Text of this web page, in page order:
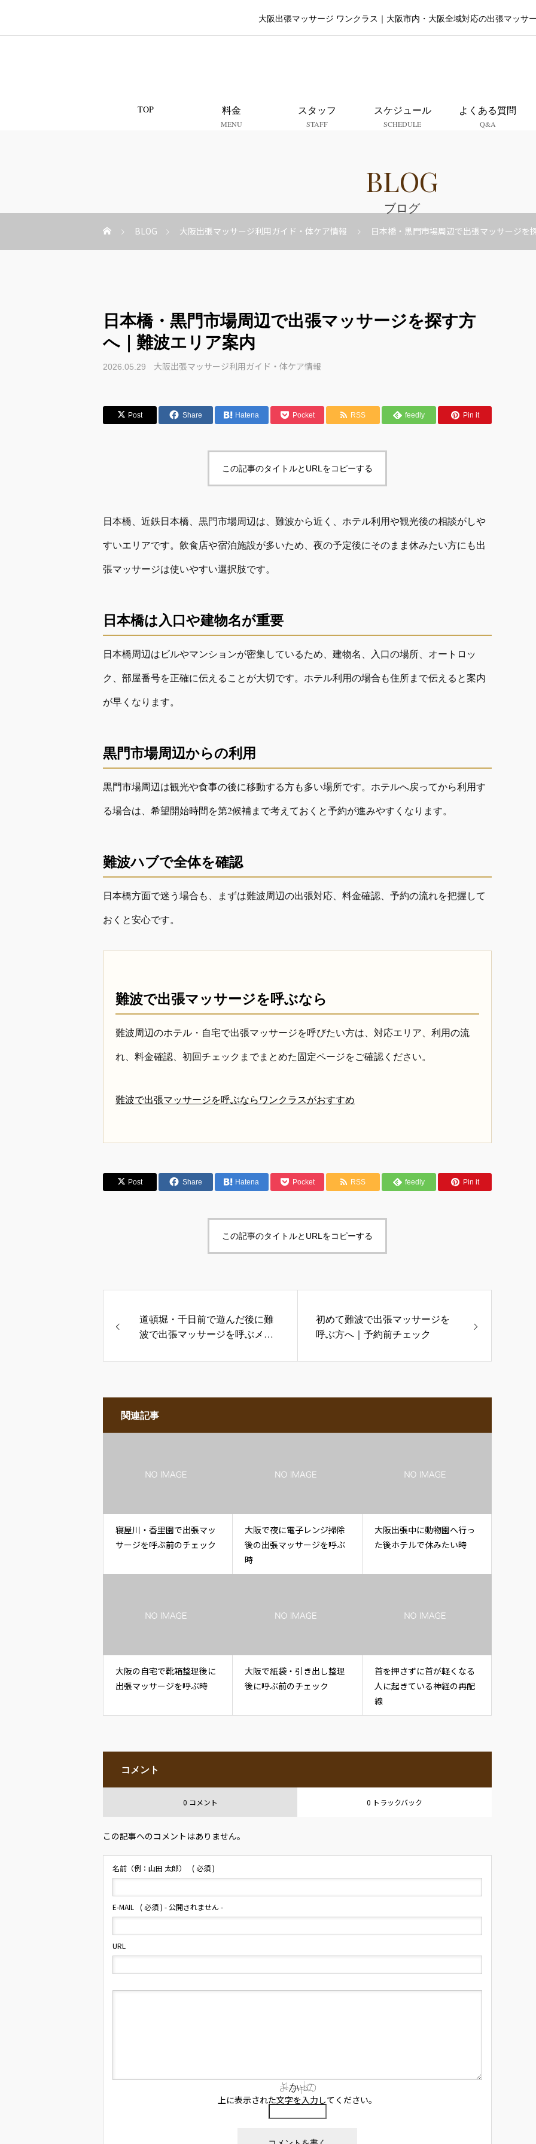
大阪出張マッサージ ワンクラス｜大阪市内・大阪全域対応の出張マッサ
TOP 料金
MENU
スタッフ
STAFF
スケジュール
SCHEDULE
よくある質問
Q&A
BLOG
ブログ
BLOG 大阪出張マッサージ利用ガイド・体ケア情報 日本橋・黒門市場周辺で出張マッサージを
日本橋・黒門市場周辺で出張マッサージを探す方
へ｜難波エリア案内
2026.05.29 大阪出張マッサージ利用ガイド・体ケア情報
Post Share Hatena Pocket RSS feedly Pin it
この記事のタイトルとURLをコピーする
日本橋、近鉄日本橋、黒門市場周辺は、難波から近く、ホテル利用や観光後の相談がしや
すいエリアです。飲食店や宿泊施設が多いため、夜の予定後にそのまま休みたい方にも出
張マッサージは使いやすい選択肢です。
日本橋は入口や建物名が重要
日本橋周辺はビルやマンションが密集しているため、建物名、入口の場所、オートロッ
ク、部屋番号を正確に伝えることが大切です。ホテル利用の場合も住所まで伝えると案内
が早くなります。
黒門市場周辺からの利用
黒門市場周辺は観光や食事の後に移動する方も多い場所です。ホテルへ戻ってから利用す
る場合は、希望開始時間を第2候補まで考えておくと予約が進みやすくなります。
難波ハブで全体を確認
日本橋方面で迷う場合も、まずは難波周辺の出張対応、料金確認、予約の流れを把握して
おくと安心です。
難波で出張マッサージを呼ぶなら
難波周辺のホテル・自宅で出張マッサージを呼びたい方は、対応エリア、利用の流
れ、料金確認、初回チェックまでまとめた固定ページをご確認ください。
難波で出張マッサージを呼ぶならワンクラスがおすすめ
Post Share Hatena Pocket RSS feedly Pin it
この記事のタイトルとURLをコピーする
道頓堀・千日前で遊んだ後に難
波で出張マッサージを呼ぶメリ
初めて難波で出張マッサージを
呼ぶ方へ｜予約前チェック
関連記事
寝屋川・香里園で出張マッ
サージを呼ぶ前のチェック
大阪で夜に電子レンジ掃除
後の出張マッサージを呼ぶ
時
大阪出張中に動物園へ行っ
た後ホテルで休みたい時
大阪の自宅で靴箱整理後に
出張マッサージを呼ぶ時
大阪で紙袋・引き出し整理
後に呼ぶ前のチェック
首を押さずに首が軽くなる
人に起きている神経の再配
線
コメント
0 コメント 0 トラックバック
この記事へのコメントはありません。
名前（例：山田 太郎） ( 必須 )
E-MAIL ( 必須 ) - 公開されません -
URL
上に表示された文字を入力してください。